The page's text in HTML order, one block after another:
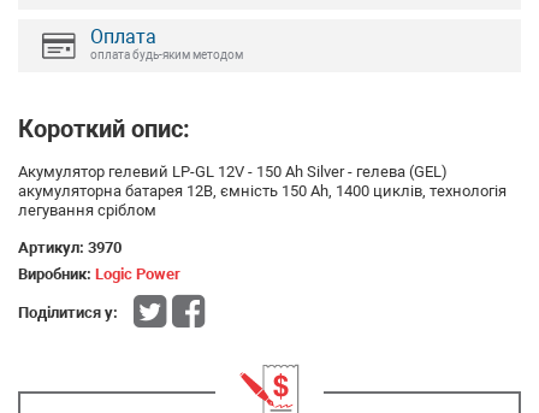
Оплата
оплата будь-яким методом
Короткий опис:
Акумулятор гелевий LP-GL 12V - 150 Ah Silver - гелева (GEL)
акумуляторна батарея 12В, ємність 150 Ah, 1400 циклів, технологія
легування сріблом
Артикул: 3970
Виробник: Logic Power
Поділитися у: